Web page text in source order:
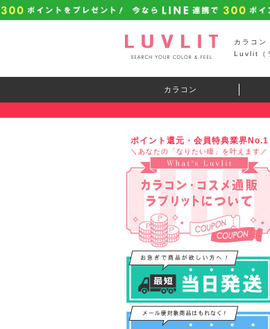
カラコン
Luvlit（
カラコン
ポイント還元・会員特典業界No.1
＼あなたの「なりたい瞳」を叶えます／